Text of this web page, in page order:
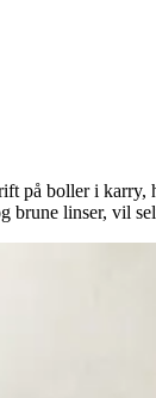
på boller i
brune linser, vil